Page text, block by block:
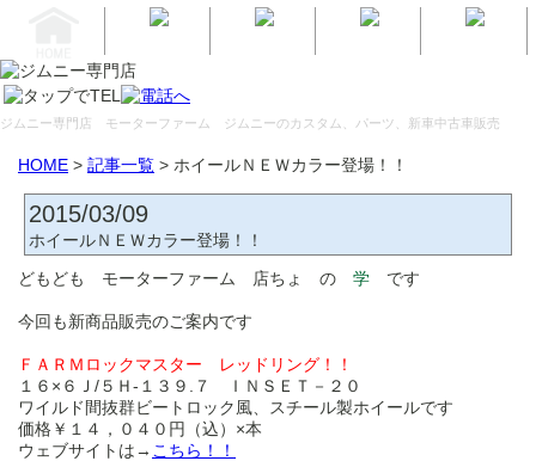
ジムニー専門店 モーターファーム ジムニーのカスタム、パーツ、新車中古車販売
HOME > 記事一覧 > ホイールＮＥＷカラー登場！！
2015/03/09
ホイールＮＥＷカラー登場！！
どもども モーターファーム 店ちょ の 学 です
今回も新商品販売のご案内です
ＦＡＲＭロックマスター レッドリング！！
１６×６Ｊ/５Ｈ-１３９.７ ＩＮＳＥＴ－２０
ワイルド間抜群ビートロック風、スチール製ホイールです
価格￥１４，０４０円（込）×本
ウェブサイトは→ こちら！！